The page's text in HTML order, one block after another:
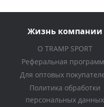
Жизнь компании
О TRAMP SPORT
Реферальная
Для оптовых
Политика обработки
персональных данных